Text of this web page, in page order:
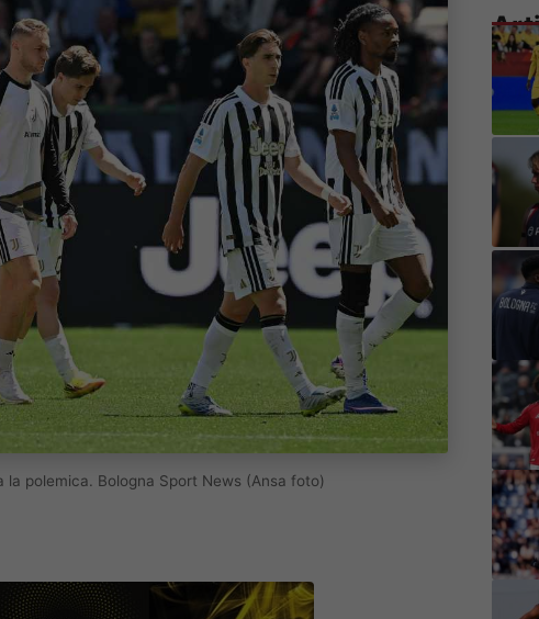
polemica. Bologna Sport News (Ansa foto)